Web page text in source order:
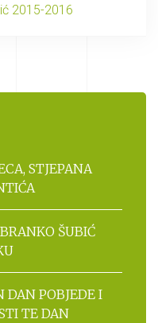
2015-2016
STJEPANA
ŠUBIĆ
DAN POBJEDE I
TE DAN